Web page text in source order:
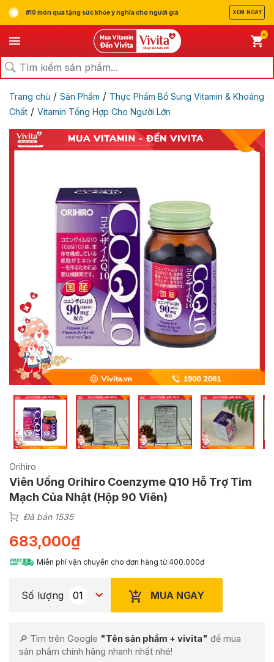
#10 món quà tặng sức khỏe ý nghĩa cho người già XEM NGAY
0
Trang chủ / Sản Phẩm / Thực Phẩm Bổ Sung Vitamin & Khoáng
Chất / Vitamin Tổng Hợp Cho Người Lớn
Orihiro
Viên Uống Orihiro Coenzyme Q10 Hỗ Trợ Tim
Mạch Của Nhật (Hộp 90 Viên)
Đã bán 1535
683,000₫
Miễn phí vận chuyển cho đơn hàng từ 400.000đ
Số lượng MUA NGAY
🔎 Tìm trên Google "Tên sản phẩm + vivita" để mua
sản phẩm chính hãng nhanh nhất nhé!